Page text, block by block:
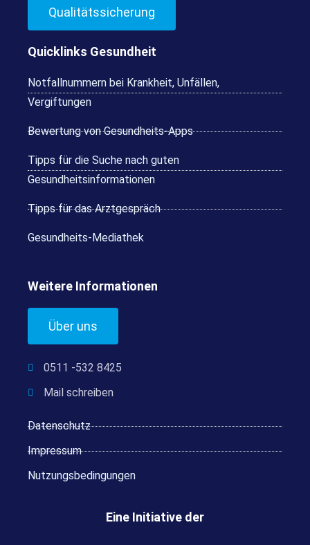
Qualitätssicherung
Quicklinks Gesundheit
Notfallnummern bei Krankheit, Unfällen,
Vergiftungen
Bewertung von Gesundheits-Apps
Tipps für die Suche nach guten
Gesundheitsinformationen
Tipps für das Arztgespräch
Gesundheits-Mediathek
Weitere Informationen
Über uns
0511 -532 8425
Mail schreiben
Datenschutz
Impressum
Nutzungsbedingungen
Eine Initiative der